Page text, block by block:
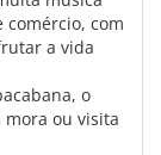
com
a vida
o
ou visita